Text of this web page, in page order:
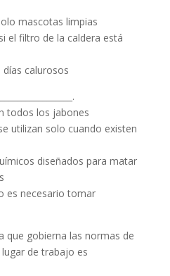
mascotas limpias
el filtro de la caldera está
días calurosos
todos los jabones
utilizan solo cuando existen
diseñados para matar
es necesario tomar
que gobierna las normas de
de trabajo es